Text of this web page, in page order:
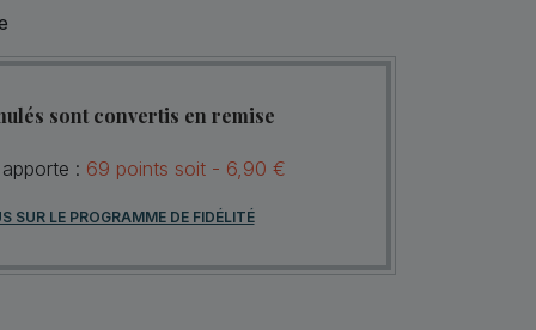
sont convertis en remise
: 69 points soit - 6,90 €
SUR LE PROGRAMME DE FIDÉLITÉ